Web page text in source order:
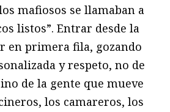
mafiosos se llamaban a
listos”. Entrar desde la
en primera fila, gozando
y respeto, no de
de la gente que mueve
los camareros, los